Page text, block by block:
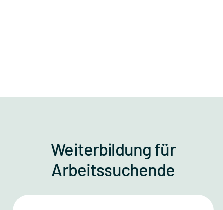
Weiterbildung für
Arbeitssuchende